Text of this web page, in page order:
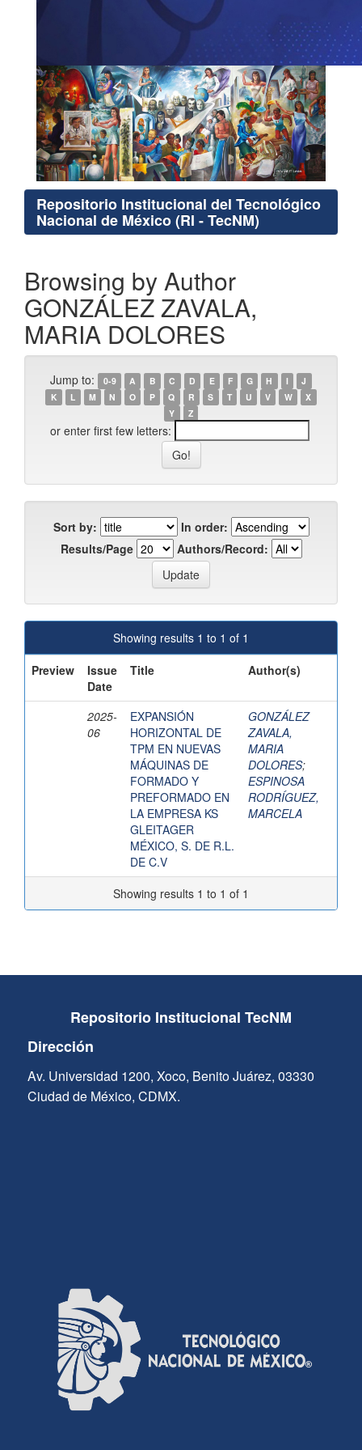
Repositorio Institucional del Tecnológico
Nacional de México (RI - TecNM)
Browsing by Author
GONZÁLEZ ZAVALA,
MARIA DOLORES
Jump to: 0-9 A B C D E F G H I
J
K
L M N O P Q R S T U V W
X
Y
Z
or enter first few letters:
Sort by:
In order:
Results/Page
Authors/Record:
Showing results 1 to 1 of 1
Preview
Issue
Date
Title Author(s)
2025-
06
EXPANSIÓN
HORIZONTAL DE
TPM EN NUEVAS
MÁQUINAS DE
FORMADO Y
PREFORMADO EN
LA EMPRESA KS
GLEITAGER
MÉXICO, S. DE R.L.
DE C.V
GONZÁLEZ
ZAVALA,
MARIA
DOLORES;
ESPINOSA
RODRÍGUEZ,
MARCELA
Showing results 1 to 1 of 1
Repositorio Institucional TecNM
Dirección
Av. Universidad 1200, Xoco, Benito Juárez, 03330
Ciudad de México, CDMX.